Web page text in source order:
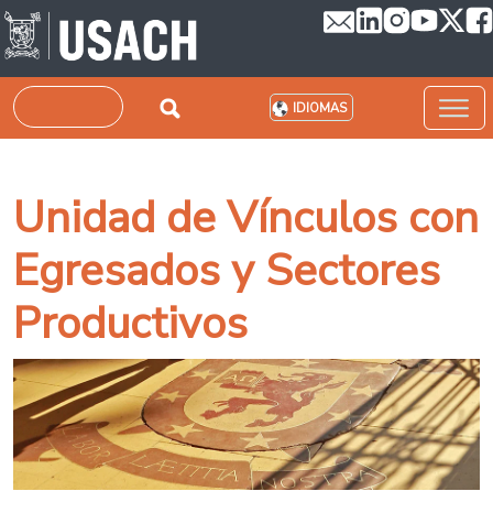
Pasar al contenido principal
Buscar IDIOMAS
Unidad de Vínculos con
Egresados y Sectores
Productivos